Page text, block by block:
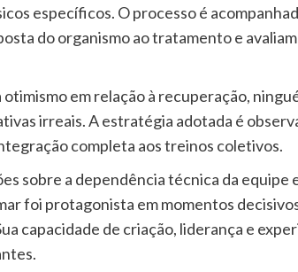
específicos. O processo é
do organismo ao tratamento e
em relação à recuperação,
irreais. A estratégia adotada é
completa aos treinos coletivos.
sobre a dependência técnica da equipe
foi protagonista em momentos
capacidade de criação, liderança e